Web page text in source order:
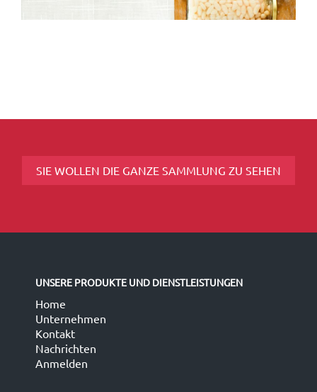
SIE WOLLEN DIE GANZE SAMMLUNG ZU SEHEN
UNSERE PRODUKTE UND DIENSTLEISTUNGEN
Home
Unternehmen
Kontakt
Nachrichten
Anmelden